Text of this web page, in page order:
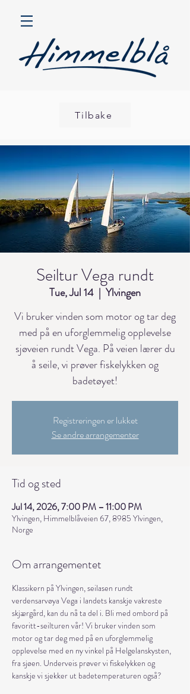
Tilbake
Seiltur Vega rundt
Tue, Jul 14
  |
Ylvingen
Vi bruker vinden som motor og tar deg
med på en uforglemmelig opplevelse
sjøveien rundt Vega. På veien lærer du
å seile, vi prøver fiskelykken og
badetøyet!
Registreringen er lukket
Se andre arrangementer
Tid og sted
Jul 14, 2026, 7:00 PM – 11:00 PM
Ylvingen, Himmelblåveien 67, 8985 Ylvingen,
Norge
Om arrangementet
Klassikern på Ylvingen, seilasen rundt
verdensarvøya Vega i landets kanskje vakreste
skjærgård, kan du nå ta del i. Bli med ombord på
favoritt-seilturen vår! Vi bruker vinden som
motor og tar deg med på en uforglemmelig
opplevelse med en ny vinkel på Helgelanskysten,
fra sjøen. Underveis prøver vi fiskelykken og
kanskje vi sjekker ut badetemperaturen også?